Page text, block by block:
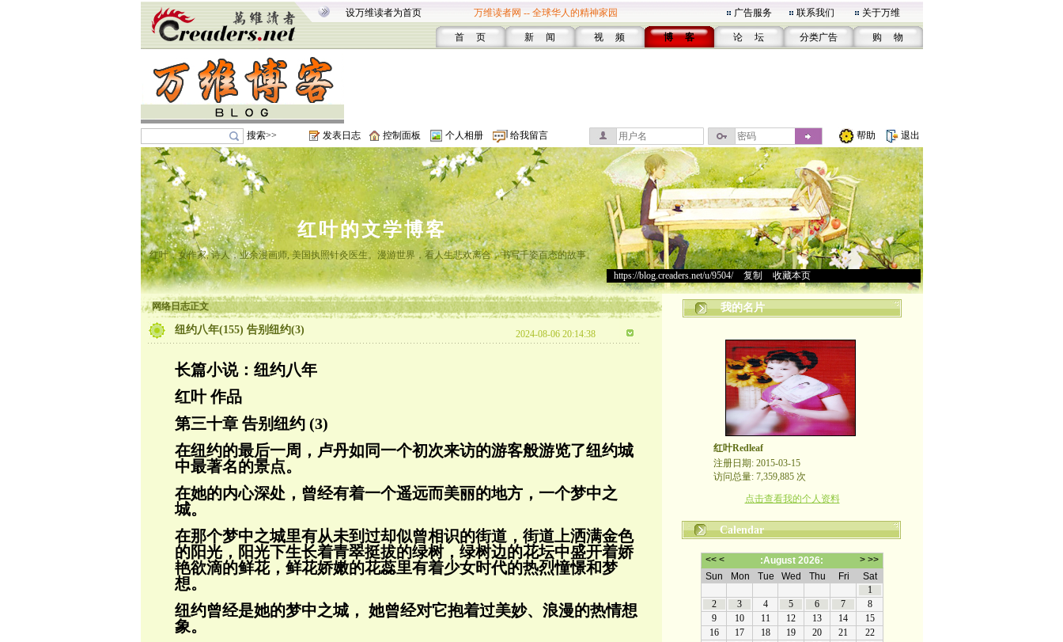
设万维读者为首页 万维读者网 -- 全球华人的精神家园 广告服务 联系我们 关于万维
首 页 新 闻 视 频 博 客 论 坛 分类广告 购 物
搜索>> 发表日志 控制面板 个人相册 给我留言 帮助 退出
红叶的文学博客
红叶，女作家, 诗人，业余漫画师, 美国执照针灸医生。漫游世界，看人生悲欢离合，书写千姿百态的故事。
https://blog.creaders.net/u/9504/> 复制 收藏本页
网络日志正文
纽约八年(155) 告别纽约(3) 2024-08-06 20:14:38
长篇小说：纽约八年
红叶 作品
第三十章 告别纽约 (3)
在纽约的最后一周，卢丹如同一个初次来访的游客般游览了纽约城
中最著名的景点。
在她的内心深处，曾经有着一个遥远而美丽的地方，一个梦中之
城。
在那个梦中之城里有从未到过却似曾相识的街道，街道上洒满金色
的阳光，阳光下生长着青翠挺拔的绿树，绿树边的花坛中盛开着娇
艳欲滴的鲜花，鲜花娇嫩的花蕊里有着少女时代的热烈憧憬和梦
想。
纽约曾经是她的梦中之城， 她曾经对它抱着过美妙、浪漫的热情想
象。
我的名片
红叶Redleaf
注册日期: 2015-03-15
访问总量: 7,359,885 次
点击查看我的个人资料
Calendar